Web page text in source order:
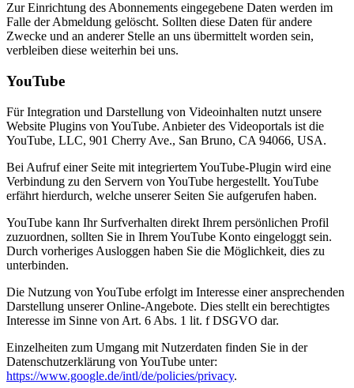
Zur Einrichtung des Abonnements eingegebene Daten werden im
Falle der Abmeldung gelöscht. Sollten diese Daten für andere
Zwecke und an anderer Stelle an uns übermittelt worden sein,
verbleiben diese weiterhin bei uns.
YouTube
Für Integration und Darstellung von Videoinhalten nutzt unsere
Website Plugins von YouTube. Anbieter des Videoportals ist die
YouTube, LLC, 901 Cherry Ave., San Bruno, CA 94066, USA.
Bei Aufruf einer Seite mit integriertem YouTube-Plugin wird eine
Verbindung zu den Servern von YouTube hergestellt. YouTube
erfährt hierdurch, welche unserer Seiten Sie aufgerufen haben.
YouTube kann Ihr Surfverhalten direkt Ihrem persönlichen Profil
zuzuordnen, sollten Sie in Ihrem YouTube Konto eingeloggt sein.
Durch vorheriges Ausloggen haben Sie die Möglichkeit, dies zu
unterbinden.
Die Nutzung von YouTube erfolgt im Interesse einer ansprechenden
Darstellung unserer Online-Angebote. Dies stellt ein berechtigtes
Interesse im Sinne von Art. 6 Abs. 1 lit. f DSGVO dar.
Einzelheiten zum Umgang mit Nutzerdaten finden Sie in der
Datenschutzerklärung von YouTube unter:
https://www.google.de/intl/de/policies/privacy.